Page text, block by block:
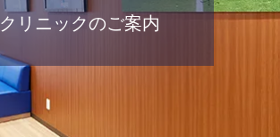
クリニックのご案内